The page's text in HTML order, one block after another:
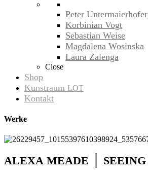
Peter Untermaierhofer
Korbinian Vogt
Sebastian Weise
Magdalena Wosinska
Laura Zalenga
Close
Shop
Kunstraum LOT
Kontakt
Werke
ALEXA MEADE SEEING